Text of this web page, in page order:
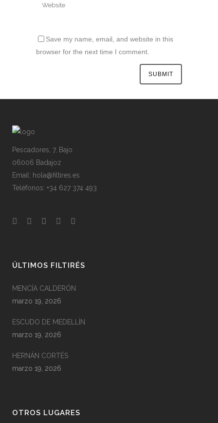
Save my name, email, and website in this
browser for the next time I comment.
Pescadores, 7, Bajo
06006 Badajoz
Email: hola@filtires.es
Teléfonos: +34 627 374 493
ÚLTIMOS FILTIRÉS
MENCÍA CALDERÓN
marzo 19, 2026
ESCUDO DE MEDELLÍN
marzo 19, 2026
HERNÁN CORTÉS
marzo 19, 2026
OTROS LUGARES